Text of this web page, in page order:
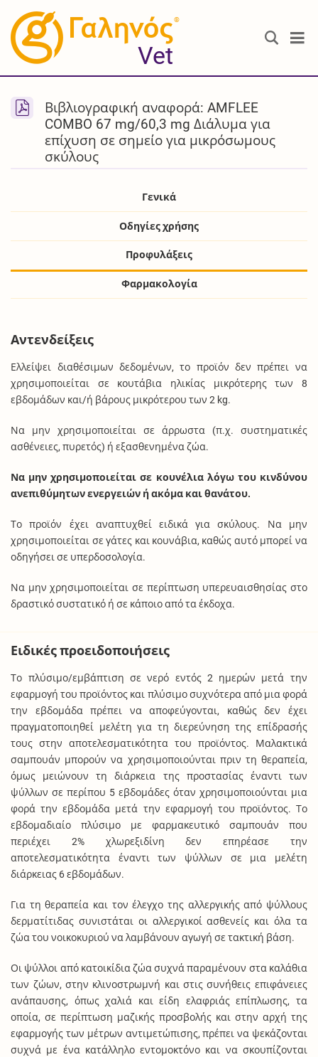
®
Vet
Βιβλιογραφική αναφορά: AMFLEE
COMBO 67 mg/60,3 mg Διάλυμα για
επίχυση σε σημείο για μικρόσωμους
σκύλους
Γενικά
Οδηγίες χρήσης
Προφυλάξεις
Φαρμακολογία
Αντενδείξεις
Ελλείψει διαθέσιμων δεδομένων, το προϊόν δεν πρέπει να
χρησιμοποιείται σε κουτάβια ηλικίας μικρότερης των 8
εβδομάδων και/ή βάρους μικρότερου των 2 kg.
Να μην χρησιμοποιείται σε άρρωστα (π.χ. συστηματικές
ασθένειες, πυρετός) ή εξασθενημένα ζώα.
Να μην χρησιμοποιείται σε κουνέλια λόγω του κινδύνου
ανεπιθύμητων ενεργειών ή ακόμα και θανάτου.
Το προϊόν έχει αναπτυχθεί ειδικά για σκύλους. Να μην
χρησιμοποιείται σε γάτες και κουνάβια, καθώς αυτό μπορεί να
οδηγήσει σε υπερδοσολογία.
Να μην χρησιμοποιείται σε περίπτωση υπερευαισθησίας στο
δραστικό συστατικό ή σε κάποιο από τα έκδοχα.
Ειδικές προειδοποιήσεις
Το πλύσιμο/εμβάπτιση σε νερό εντός 2 ημερών μετά την
εφαρμογή του προϊόντος και πλύσιμο συχνότερα από μια φορά
την εβδομάδα πρέπει να αποφεύγονται, καθώς δεν έχει
πραγματοποιηθεί μελέτη για τη διερεύνηση της επίδρασής
τους στην αποτελεσματικότητα του προϊόντος. Μαλακτικά
σαμπουάν μπορούν να χρησιμοποιούνται πριν τη θεραπεία,
όμως μειώνουν τη διάρκεια της προστασίας έναντι των
ψύλλων σε περίπου 5 εβδομάδες όταν χρησιμοποιούνται μια
φορά την εβδομάδα μετά την εφαρμογή του προϊόντος. Το
εβδομαδιαίο πλύσιμο με φαρμακευτικό σαμπουάν που
περιέχει 2% χλωρεξιδίνη δεν επηρέασε την
αποτελεσματικότητα έναντι των ψύλλων σε μια μελέτη
διάρκειας 6 εβδομάδων.
Για τη θεραπεία και τον έλεγχο της αλλεργικής από ψύλλους
δερματίτιδας συνιστάται οι αλλεργικοί ασθενείς και όλα τα
ζώα του νοικοκυριού να λαμβάνουν αγωγή σε τακτική βάση.
Οι ψύλλοι από κατοικίδια ζώα συχνά παραμένουν στα καλάθια
των ζώων, στην κλινοστρωμνή και στις συνήθεις επιφάνειες
ανάπαυσης, όπως χαλιά και είδη ελαφριάς επίπλωσης, τα
οποία, σε περίπτωση μαζικής προσβολής και στην αρχή της
εφαρμογής των μέτρων αντιμετώπισης, πρέπει να ψεκάζονται
συχνά με ένα κατάλληλο εντομοκτόνο και να σκουπίζονται